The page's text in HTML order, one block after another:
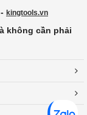
- kingtools.vn
không cần phải